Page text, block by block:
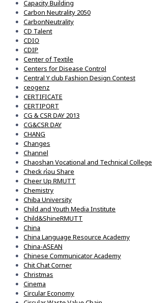
Capacity Building
Carbon Neutrality 2050
CarbonNeutrality
CD Talent
CDIO
CDIP
Center of Textile
Centers for Disease Control
Central Y club Fashion Design Contest
ceogenz
CERTIFICATE
CERTIPORT
CG & CSR DAY 2013
CG&CSR DAY
CHANG
Changes
Channel
Chaoshan Vocational and Technical College
Check ก่อน Share
Cheer Up RMUTT
Chemistry
Chiba University
Child and Youth Media Institute
Child&ShineRMUTT
China
China Language Resource Academy
China-ASEAN
Chinese Communicator Academy
Chit Chat Corner
Christmas
Cinema
Circular Economy